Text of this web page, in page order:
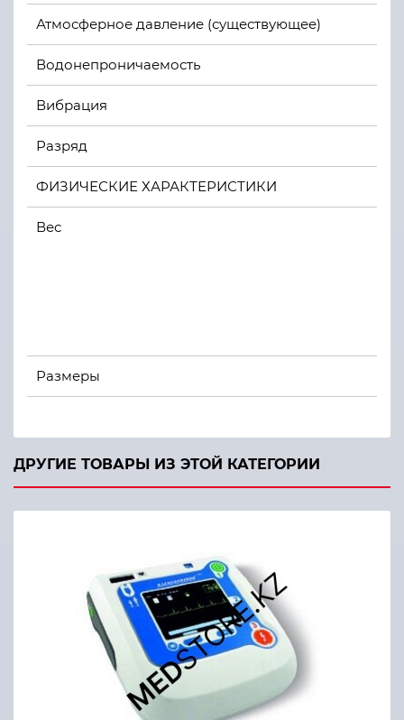
Атмосферное давление (существующее)
Водонепроничаемость
Вибрация
Разряд
ФИЗИЧЕСКИЕ ХАРАКТЕРИСТИКИ
Вес
Размеры
ДРУГИЕ ТОВАРЫ ИЗ ЭТОЙ КАТЕГОРИИ